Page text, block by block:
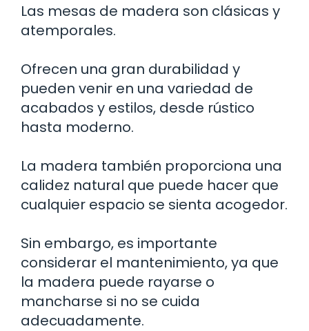
Las mesas de madera son clásicas y
atemporales.
Ofrecen una gran durabilidad y
pueden venir en una variedad de
acabados y estilos, desde rústico
hasta moderno.
La madera también proporciona una
calidez natural que puede hacer que
cualquier espacio se sienta acogedor.
Sin embargo, es importante
considerar el mantenimiento, ya que
la madera puede rayarse o
mancharse si no se cuida
adecuadamente.